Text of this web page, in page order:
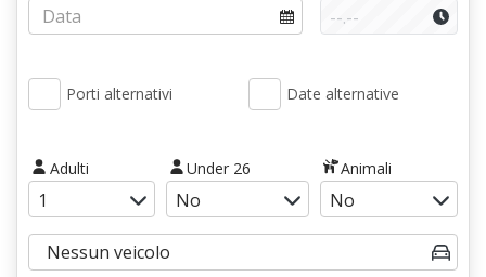
Porti alternativi Date alternative
Adulti Under 26 Animali